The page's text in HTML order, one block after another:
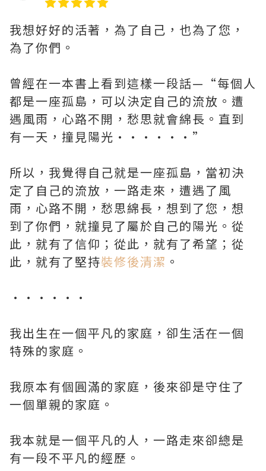
我想好好的活著，為了自己，也為了您，
為了你們。
曾經在一本書上看到這樣一段話—“每個人
都是一座孤島，可以決定自己的流放。遭
遇風雨，心路不開，愁思就會綿長。直到
有一天，撞見陽光••••••”
所以，我覺得自己就是一座孤島，當初決
定了自己的流放，一路走來，遭遇了風
雨，心路不開，愁思綿長，想到了您，想
到了你們，就撞見了屬於自己的陽光。從
此，就有了信仰；從此，就有了希望；從
此，就有了堅持裝修後清潔 。
••••••
我出生在一個平凡的家庭，卻生活在一個
特殊的家庭。
我原本有個圓滿的家庭，後來卻是守住了
一個單親的家庭。
我本就是一個平凡的人，一路走來卻總是
有一段不平凡的經歷。